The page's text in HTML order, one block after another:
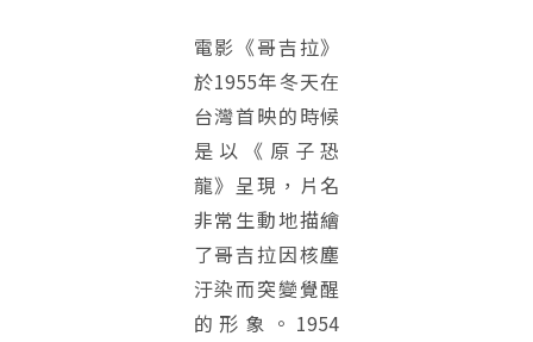
電影《哥吉拉》
於1955年冬天在
台灣首映的時候
是以《原子恐
龍》呈現，片名
非常生動地描繪
了哥吉拉因核塵
汙染而突變覺醒
的形象。1954